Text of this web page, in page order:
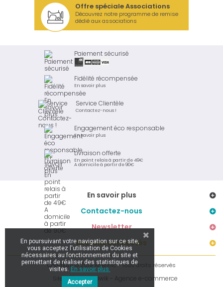
Offre spéciale Associations
Découvrez notre programme de remise
dédié aux associations
Paiement sécurisé
Fidélité récompensée
En savoir plus
Service Clientèle
Contactez-nous !
Engagement éco responsable
En savoir plus
Livraison offerte
En point relais à partir de 49€
A domicile à partir de 90€
En savoir plus
Contactez-nous
Newsletter
Restons connectés
Copyright © 2019 Ar Brinic - Tous droits réservés
Site réalisé parKiwik - Agence e-commerce
En poursuivant votre navigation sur ce site,
vous acceptez l'utilisation de Cookies
nécessaires au fonctionnement du site et
permettant de réaliser des statistiques de
visites. En savoir plus.
Accepter